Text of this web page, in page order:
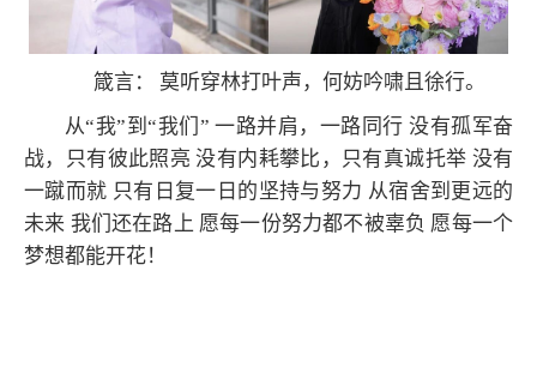
箴言： 莫听穿林打叶声，何妨吟啸且徐行。
从“我”到“我们” 一路并肩，一路同行 没有孤军奋
战，只有彼此照亮 没有内耗攀比，只有真诚托举 没有
一蹴而就 只有日复一日的坚持与努力 从宿舍到更远的
未来 我们还在路上 愿每一份努力都不被辜负 愿每一个
梦想都能开花！